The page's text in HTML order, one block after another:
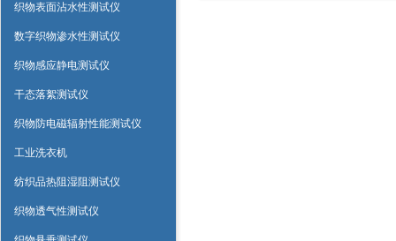
织物表面沾水性测试仪
数字织物渗水性测试仪
织物感应静电测试仪
干态落絮测试仪
织物防电磁辐射性能测试仪
工业洗衣机
纺织品热阻湿阻测试仪
织物透气性测试仪